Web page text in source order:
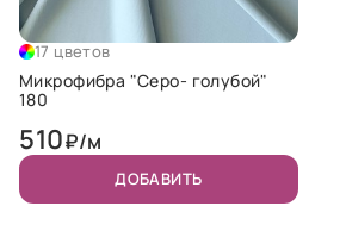
17 цветов
Микрофибра "Серо- голубой"
180
510₽/м
ДОБАВИТЬ